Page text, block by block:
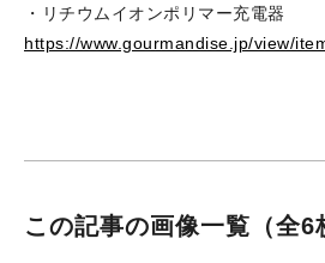
・リチウムイオンポリマー充電器
https://www.gourmandise.jp/view/
この記事の画像一覧 （全6